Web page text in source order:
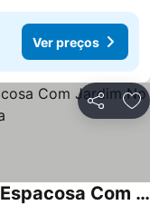
Ver preços
Partilhar
Casa Jose E Maria - Moradia Espacosa Com Jardim No Centro De Braga